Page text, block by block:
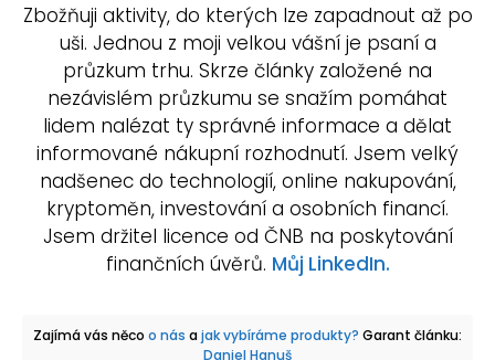
Zbožňuji aktivity, do kterých lze zapadnout až po
uši. Jednou z moji velkou vášní je psaní a
průzkum trhu. Skrze články založené na
nezávislém průzkumu se snažím pomáhat
lidem nalézat ty správné informace a dělat
informované nákupní rozhodnutí. Jsem velký
nadšenec do technologií, online nakupování,
kryptoměn, investování a osobních financí.
Jsem držitel licence od ČNB na poskytování
finančních úvěrů. Můj LinkedIn.
Zajímá vás něco o nás ajak vybíráme produkty? Garant článku:
Daniel Hanuš